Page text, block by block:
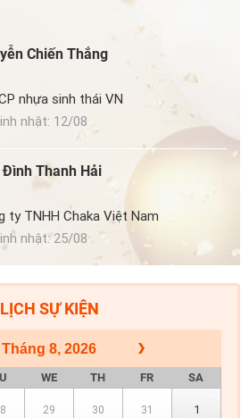
Chiến Thắng
nhựa sinh thái VN
nhật: 12/08
Đình Thanh Hải
ty TNHH Chaka Việt Nam
nhật: 25/08
LỊCH SỰ KIỆN
Tháng 8, 2026
WE TH FR SA
29 30 31 1